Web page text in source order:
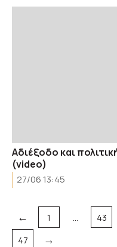
Αδιέξοδο και
(video)
27/06 13:45
← Σελίδα
1 … Σελίδα
43
Σελίδα
47 →